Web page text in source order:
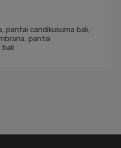
, pantai candikusuma bali,
, pantai
bali